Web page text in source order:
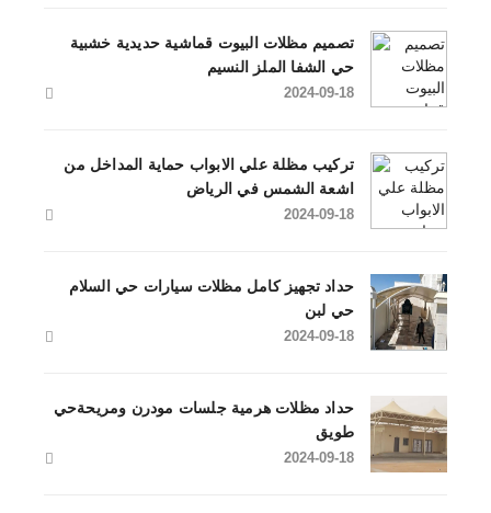
تصميم مظلات البيوت قماشية حديدية خشبية
حي الشفا الملز النسيم
2024-09-18
تركيب مظلة علي الابواب حماية المداخل من
اشعة الشمس في الرياض
2024-09-18
حداد تجهيز كامل مظلات سيارات حي السلام
حي لبن
2024-09-18
حداد مظلات هرمية جلسات مودرن ومريحةحي
طويق
2024-09-18